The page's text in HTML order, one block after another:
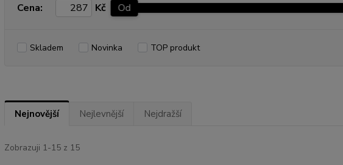
Cena: Kč Od
Skladem Novinka TOP produkt
Nejnovější Nejlevnější Nejdražší
Zobrazuji 1-15 z 15